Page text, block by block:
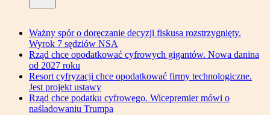
Ważny spór o doręczanie decyzji fiskusa rozstrzygnięty.
Wyrok 7 sędziów NSA
Rząd chce opodatkować cyfrowych gigantów. Nowa danina
od 2027 roku
Resort cyfryzacji chce opodatkować firmy technologiczne.
Jest projekt ustawy
Rząd chce podatku cyfrowego. Wicepremier mówi o
naśladowaniu Trumpa